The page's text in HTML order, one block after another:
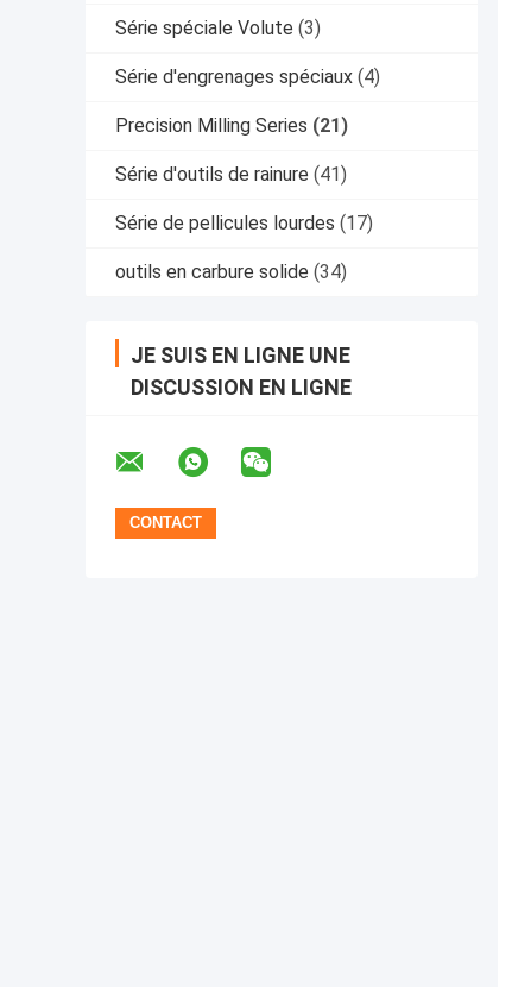
Série spéciale Volute (3)
Série d'engrenages spéciaux (4)
Precision Milling Series (21)
Série d'outils de rainure (41)
Série de pellicules lourdes (17)
outils en carbure solide (34)
JE SUIS EN LIGNE UNE
DISCUSSION EN LIGNE